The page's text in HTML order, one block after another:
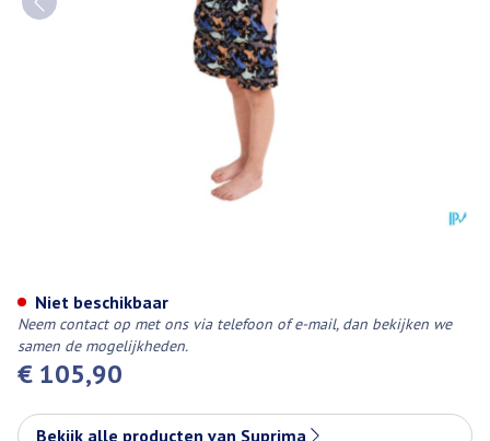
€ 105,90
Niet beschikbaar
Neem contact op met ons via telefoon of e-mail, dan bekijken we
samen de mogelijkheden.
Bekijk alle producten van Suprima